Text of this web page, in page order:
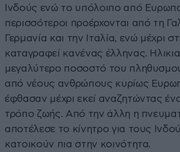
Ινδούς ενώ το υπόλοιπο από
περισσότεροι προέρχονται από τη
Γερμανία και την Ιταλία, ενώ μέχρι
καταγραφεί κανένας έλληνας.
μεγαλύτερο ποσοστό του πληθυσμού
από νέους ανθρώπους κυρίως
έφθασαν μέχρι εκεί αναζητώντας
τρόπο ζωής. Από την άλλη η
αποτέλεσε το κίνητρο για τους
κατοικούν πια στην κοινότητα.